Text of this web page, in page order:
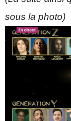
sous la photo)